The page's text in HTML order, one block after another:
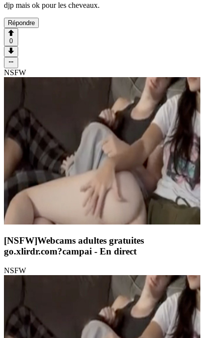
djp mais ok pour les cheveaux.
Répondre
0
NSFW
[NSFW]Webcams adultes gratuites
go.xlirdr.com?campai - En direct
NSFW